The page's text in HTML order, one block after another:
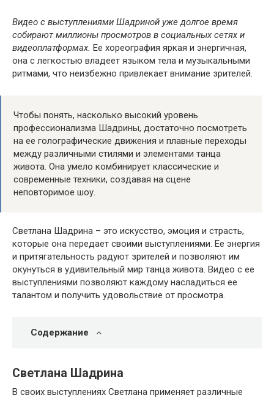
Видео с выступлениями Шадриной уже долгое время
собирают миллионы просмотров в социальных сетях и
видеоплатформах. Ее хореография яркая и энергичная,
она с легкостью владеет языком тела и музыкальными
ритмами, что неизбежно привлекает внимание зрителей.
Чтобы понять, насколько высокий уровень
профессионализма Шадрины, достаточно посмотреть
на ее голографические движения и плавные переходы
между различными стилями и элементами танца
живота. Она умело комбинирует классические и
современные техники, создавая на сцене
неповторимое шоу.
Светлана Шадрина – это искусство, эмоция и страсть,
которые она передает своими выступлениями. Ее энергия
и притягательность радуют зрителей и позволяют им
окунуться в удивительный мир танца живота. Видео с ее
выступлениями позволяют каждому насладиться ее
талантом и получить удовольствие от просмотра.
Содержание
Светлана Шадрина
В своих выступлениях Светлана применяет различные